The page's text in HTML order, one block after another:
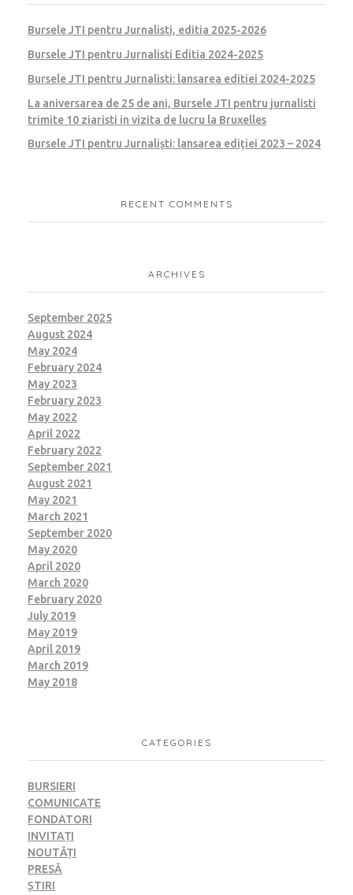
Bursele JTI pentru Jurnalisti, editia 2025-2026
Bursele JTI pentru Jurnalisti Editia 2024-2025
Bursele JTI pentru Jurnalisti: lansarea editiei 2024-2025
La aniversarea de 25 de ani, Bursele JTI pentru jurnalisti
trimite 10 ziaristi in vizita de lucru la Bruxelles
Bursele JTI pentru Jurnaliști: lansarea ediției 2023 – 2024
RECENT COMMENTS
ARCHIVES
September 2025
August 2024
May 2024
February 2024
May 2023
February 2023
May 2022
April 2022
February 2022
September 2021
August 2021
May 2021
March 2021
September 2020
May 2020
April 2020
March 2020
February 2020
July 2019
May 2019
April 2019
March 2019
May 2018
CATEGORIES
BURSIERI
COMUNICATE
FONDATORI
INVITAȚI
NOUTĂȚI
PRESĂ
ȘTIRI